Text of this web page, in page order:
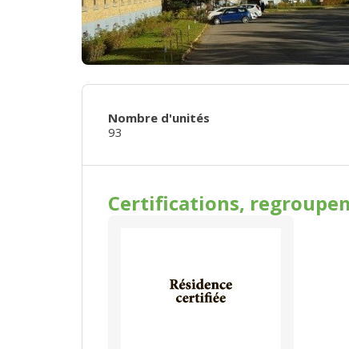
Nombre d'unités
93
Certifications,